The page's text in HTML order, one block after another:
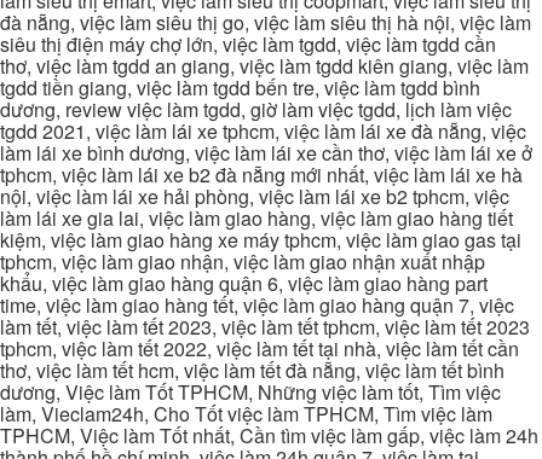
đà nẵng, việc làm siêu thị go, việc làm siêu thị hà nội, việc làm
siêu thị điện máy chợ lớn, việc làm tgdd, việc làm tgdd cần
thơ, việc làm tgdd an giang, việc làm tgdd kiên giang, việc làm
tgdd tiền giang, việc làm tgdd bến tre, việc làm tgdd bình
dương, review việc làm tgdd, giờ làm việc tgdd, lịch làm việc
tgdd 2021, việc làm lái xe tphcm, việc làm lái xe đà nẵng, việc
làm lái xe bình dương, việc làm lái xe cần thơ, việc làm lái xe ở
tphcm, việc làm lái xe b2 đà nẵng mới nhất, việc làm lái xe hà
nội, việc làm lái xe hải phòng, việc làm lái xe b2 tphcm, việc
làm lái xe gia lai, việc làm giao hàng, việc làm giao hàng tiết
kiệm, việc làm giao hàng xe máy tphcm, việc làm giao gas tại
tphcm, việc làm giao nhận, việc làm giao nhận xuất nhập
khẩu, việc làm giao hàng quận 6, việc làm giao hàng part
time, việc làm giao hàng tết, việc làm giao hàng quận 7, việc
làm tết, việc làm tết 2023, việc làm tết tphcm, việc làm tết 2023
tphcm, việc làm tết 2022, việc làm tết tại nhà, việc làm tết cần
thơ, việc làm tết hcm, việc làm tết đà nẵng, việc làm tết bình
dương, Việc làm Tốt TPHCM, Những việc làm tốt, Tìm việc
làm, Vieclam24h, Cho Tốt việc làm TPHCM, Tìm việc làm
TPHCM, Việc làm Tốt nhất, Cần tìm việc làm gấp, việc làm 24h